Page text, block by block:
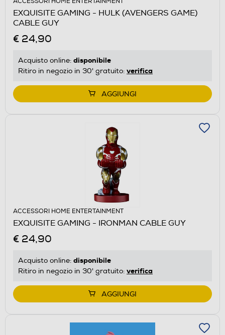
EXQUISITE GAMING - HULK (AVENGERS GAME)
CABLE GUY
€ 24,90
Acquisto online: disponibile
Ritiro in negozio in 30' gratuito: verifica
AGGIUNGI
ACCESSORI HOME ENTERTAINMENT
EXQUISITE GAMING - IRONMAN CABLE GUY
€ 24,90
Acquisto online: disponibile
Ritiro in negozio in 30' gratuito: verifica
AGGIUNGI